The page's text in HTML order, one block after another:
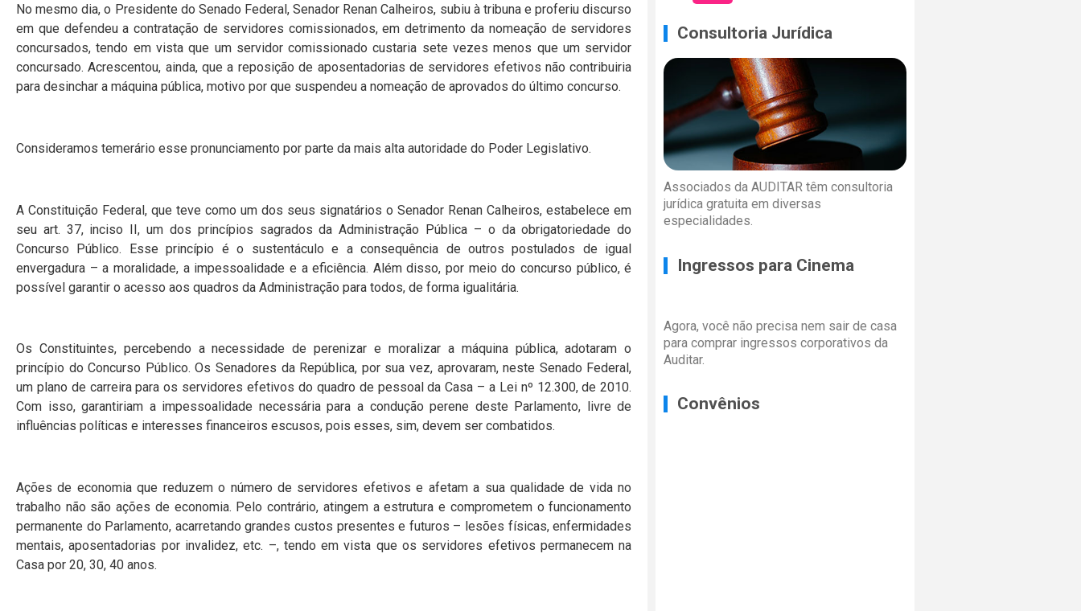
No mesmo dia, o Presidente do Senado Federal, Senador Renan Calheiros, subiu à tribuna e proferiu discurso
em que defendeu a contratação de servidores comissionados, em detrimento da nomeação de servidores
concursados, tendo em vista que um servidor comissionado custaria sete vezes menos que um servidor
concursado. Acrescentou, ainda, que a reposição de aposentadorias de servidores efetivos não contribuiria
para desinchar a máquina pública, motivo por que suspendeu a nomeação de aprovados do último concurso.
Consideramos temerário esse pronunciamento por parte da mais alta autoridade do Poder Legislativo.
A Constituição Federal, que teve como um dos seus signatários o Senador Renan Calheiros, estabelece em
seu art. 37, inciso II, um dos princípios sagrados da Administração Pública – o da obrigatoriedade do
Concurso Público. Esse princípio é o sustentáculo e a consequência de outros postulados de igual
envergadura – a moralidade, a impessoalidade e a eficiência. Além disso, por meio do concurso público, é
possível garantir o acesso aos quadros da Administração para todos, de forma igualitária.
Os Constituintes, percebendo a necessidade de perenizar e moralizar a máquina pública, adotaram o
princípio do Concurso Público. Os Senadores da República, por sua vez, aprovaram, neste Senado Federal,
um plano de carreira para os servidores efetivos do quadro de pessoal da Casa – a Lei nº 12.300, de 2010.
Com isso, garantiriam a impessoalidade necessária para a condução perene deste Parlamento, livre de
influências políticas e interesses financeiros escusos, pois esses, sim, devem ser combatidos.
Ações de economia que reduzem o número de servidores efetivos e afetam a sua qualidade de vida no
trabalho não são ações de economia. Pelo contrário, atingem a estrutura e comprometem o funcionamento
permanente do Parlamento, acarretando grandes custos presentes e futuros – lesões físicas, enfermidades
mentais, aposentadorias por invalidez, etc. –, tendo em vista que os servidores efetivos permanecem na
Casa por 20, 30, 40 anos.
Consultoria Jurídica
Associados da AUDITAR têm consultoria
jurídica gratuita em diversas
especialidades.
Ingressos para Cinema
Agora, você não precisa nem sair de casa
para comprar ingressos corporativos da
Auditar.
Convênios